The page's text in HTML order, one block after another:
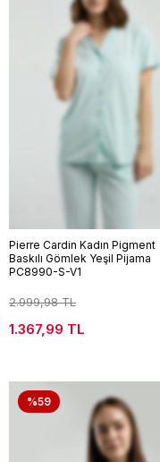
Pierre Cardin Kadın Pigment
Baskılı Gömlek Yeşil Pijama
PC8990-S-V1
2.999,98 TL
1.367,99 TL
%59